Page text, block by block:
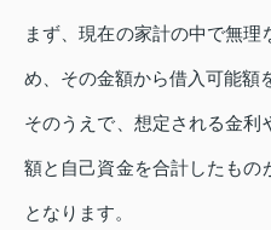
まず、現在の家計の中で無
め、その金額から借入可能額
そのうえで、想定される金
額と自己資金を合計したもの
となります。